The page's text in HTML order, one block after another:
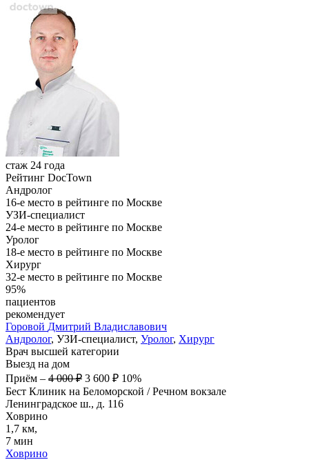
стаж 24 года
Рейтинг DocTown
Андролог
16-е место в рейтинге по Москве
УЗИ-специалист
24-е место в рейтинге по Москве
Уролог
18-е место в рейтинге по Москве
Хирург
32-е место в рейтинге по Москве
95%
пациентов
рекомендует
Горовой Дмитрий Владиславович
Андролог, УЗИ-специалист, Уролог, Хирург
Врач высшей категории
Выезд на дом
Приём – 4 000 ₽ 3 600 ₽ 10%
Бест Клиник на Беломорской / Речном вокзале
Ленинградское ш., д. 116
Ховрино
1,7 км,
7 мин
Ховрино